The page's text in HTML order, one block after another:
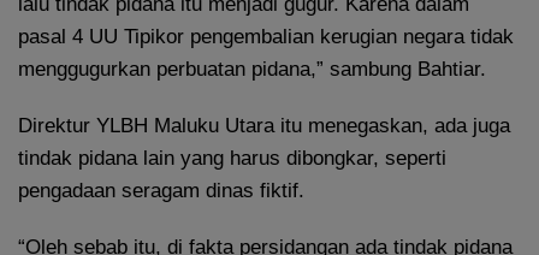
lalu tindak pidana itu menjadi gugur. Karena dalam
pasal 4 UU Tipikor pengembalian kerugian negara tidak
menggugurkan perbuatan pidana,” sambung Bahtiar.
Direktur YLBH Maluku Utara itu menegaskan, ada juga
tindak pidana lain yang harus dibongkar, seperti
pengadaan seragam dinas fiktif.
“Oleh sebab itu, di fakta persidangan ada tindak pidana